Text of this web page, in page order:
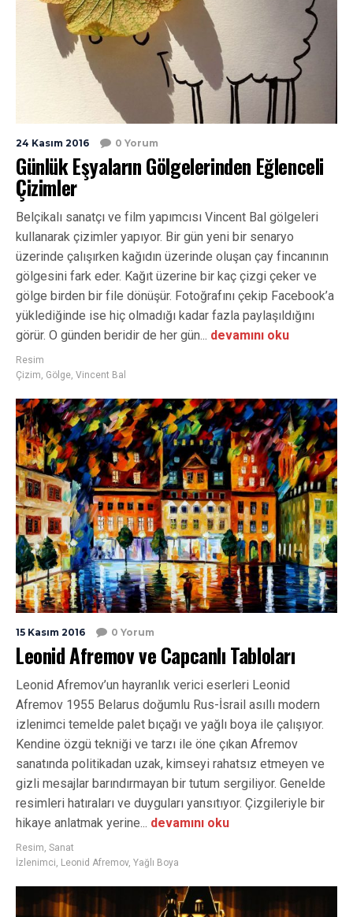
24 Kasım 2016 0 Yorum
Günlük Eşyaların Gölgelerinden Eğlenceli
Çizimler
Belçikalı sanatçı ve film yapımcısı Vincent Bal gölgeleri
kullanarak çizimler yapıyor. Bir gün yeni bir senaryo
üzerinde çalışırken kağıdın üzerinde oluşan çay fincanının
gölgesini fark eder. Kağıt üzerine bir kaç çizgi çeker ve
gölge birden bir file dönüşür. Fotoğrafını çekip Facebook’a
yüklediğinde ise hiç olmadığı kadar fazla paylaşıldığını
görür. O günden beridir de her gün... devamını oku
Resim
Çizim, Gölge, Vincent Bal
15 Kasım 2016 0 Yorum
Leonid Afremov ve Capcanlı Tabloları
Leonid Afremov’un hayranlık verici eserleri Leonid
Afremov 1955 Belarus doğumlu Rus-İsrail asıllı modern
izlenimci temelde palet bıçağı ve yağlı boya ile çalışıyor.
Kendine özgü tekniği ve tarzı ile öne çıkan Afremov
sanatında politikadan uzak, kimseyi rahatsız etmeyen ve
gizli mesajlar barındırmayan bir tutum sergiliyor. Genelde
resimleri hatıraları ve duyguları yansıtıyor. Çizgileriyle bir
hikaye anlatmak yerine... devamını oku
Resim, Sanat
İzlenimci, Leonid Afremov, Yağlı Boya